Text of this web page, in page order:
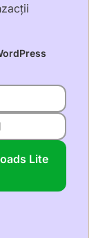
Lite